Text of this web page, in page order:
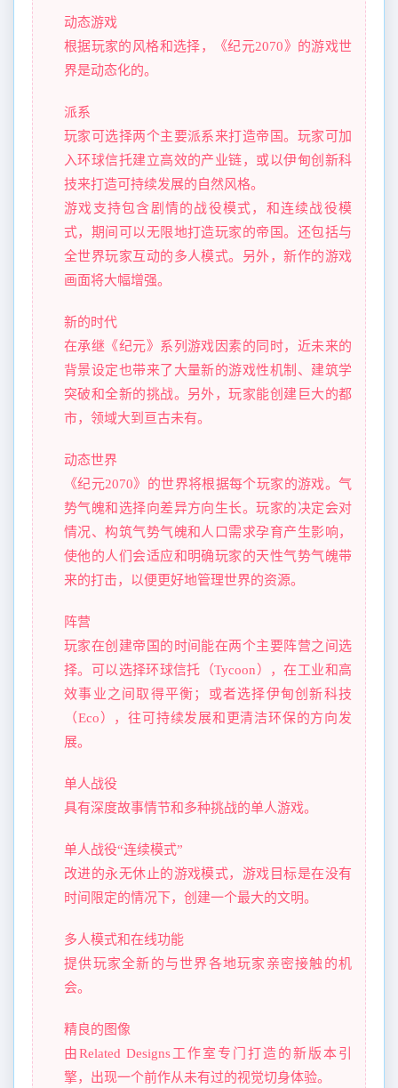
动态游戏
根据玩家的风格和选择，《纪元2070》的游戏世
界是动态化的。
派系
玩家可选择两个主要派系来打造帝国。玩家可加
入环球信托建立高效的产业链，或以伊甸创新科
技来打造可持续发展的自然风格。
游戏支持包含剧情的战役模式，和连续战役模
式，期间可以无限地打造玩家的帝国。还包括与
全世界玩家互动的多人模式。另外，新作的游戏
画面将大幅增强。
新的时代
在承继《纪元》系列游戏因素的同时，近未来的
背景设定也带来了大量新的游戏性机制、建筑学
突破和全新的挑战。另外，玩家能创建巨大的都
市，领域大到亘古未有。
动态世界
《纪元2070》的世界将根据每个玩家的游戏。气
势气魄和选择向差异方向生长。玩家的决定会对
情况、构筑气势气魄和人口需求孕育产生影响，
使他的人们会适应和明确玩家的天性气势气魄带
来的打击，以便更好地管理世界的资源。
阵营
玩家在创建帝国的时间能在两个主要阵营之间选
择。可以选择环球信托（Tycoon），在工业和高
效事业之间取得平衡；或者选择伊甸创新科技
（Eco），往可持续发展和更清洁环保的方向发
展。
单人战役
具有深度故事情节和多种挑战的单人游戏。
单人战役“连续模式”
改进的永无休止的游戏模式，游戏目标是在没有
时间限定的情况下，创建一个最大的文明。
多人模式和在线功能
提供玩家全新的与世界各地玩家亲密接触的机
会。
精良的图像
由Related Designs工作室专门打造的新版本引
擎，出现一个前作从未有过的视觉切身体验。